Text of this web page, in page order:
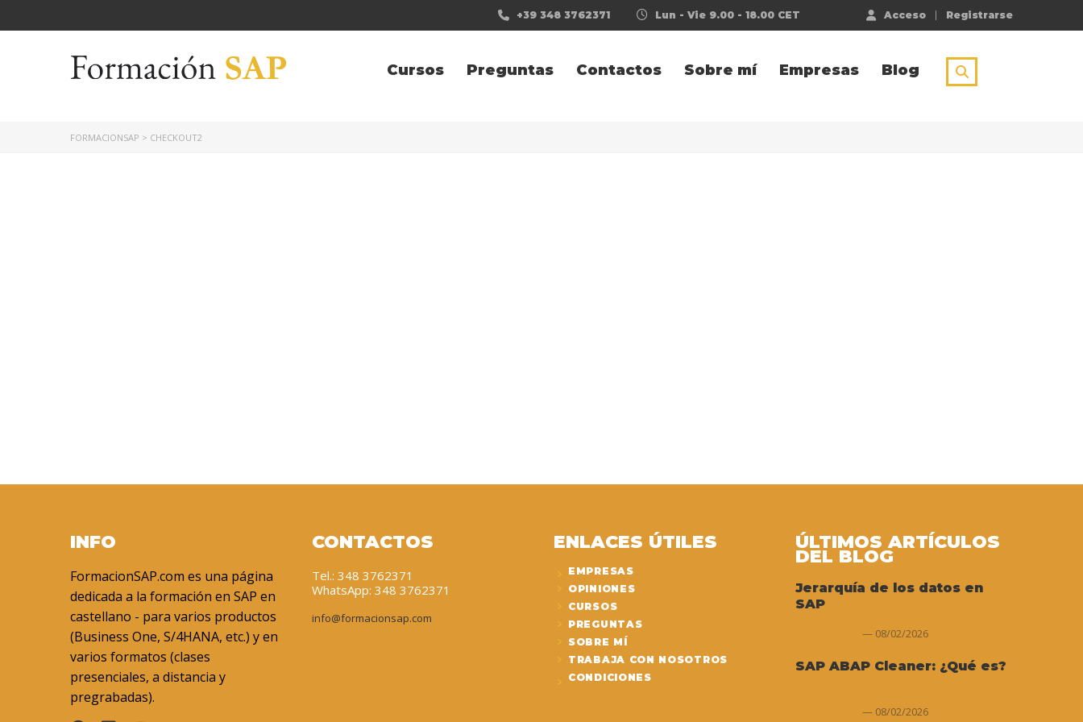
Acceso Registrarse
Lun - Vie 9.00 - 18.00 CET
+39 348 3762371
Cursos Preguntas Contactos Sobre mí Empresas Blog
FORMACIONSAP > CHECKOUT2
INFO
FormacionSAP.com es una página
dedicada a la formación en SAP en
castellano - para varios productos
(Business One, S/4HANA, etc.) y en
varios formatos (clases
presenciales, a distancia y
pregrabadas).
CONTACTOS
Tel.: 348 3762371
WhatsApp: 348 3762371
info@formacionsap.com
ENLACES ÚTILES
EMPRESAS
OPINIONES
CURSOS
PREGUNTAS
SOBRE MÍ
TRABAJA CON NOSOTROS
CONDICIONES
ÚLTIMOS ARTÍCULOS
DEL BLOG
Jerarquía de los datos en
SAP
08/02/2026
SAP ABAP Cleaner: ¿Qué es?
08/02/2026